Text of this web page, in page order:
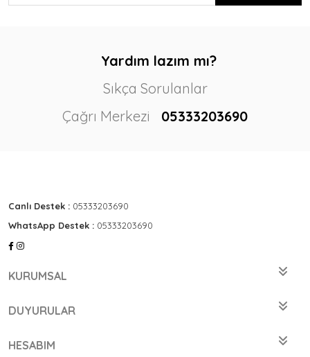
Yardım lazım mı?
Sıkça Sorulanlar
Çağrı Merkezi
05333203690
Canlı Destek : 05333203690
WhatsApp Destek : 05333203690
KURUMSAL
DUYURULAR
HESABIM